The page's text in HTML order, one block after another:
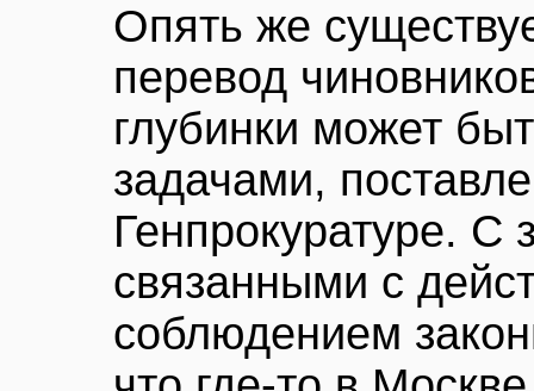
Опять же
перевод
глубинки может
задачами,
Генпрокуратуре. С
связанными с
соблюдением